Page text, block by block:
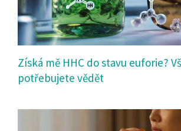
Získá mě HHC do stavu euforie?
potřebujete vědět